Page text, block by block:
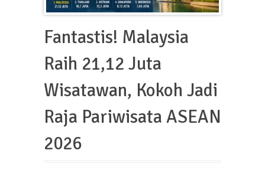
Fantastis! Malaysia
Raih 21,12 Juta
Wisatawan, Kokoh Jadi
Raja Pariwisata ASEAN
2026